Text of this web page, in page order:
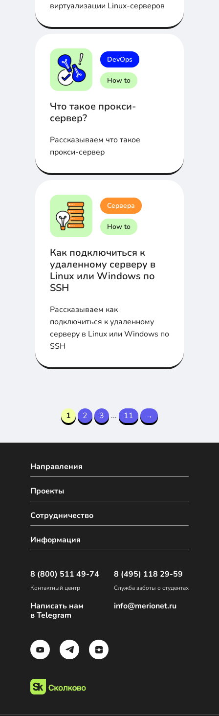
виртуализации Linux-серверов
DevOps
How to
Что такое прокси-
сервер?
Рассказываем что такое
прокси-сервер
Сервера
How to
Как подключиться к
удаленному серверу в
Linux или Windows по
SSH
Рассказываем как
подключиться к удаленному
серверу в Linux или Windows по
SSH
1 2 3 ... 11 →
Направления
Сотрудничество
Проекты
Информация
8 (800) 511 49-74
Контактный центр
Написать нам
в Telegram
8 (495) 118 29-59
Служба заботы о студентах
info@merionet.ru